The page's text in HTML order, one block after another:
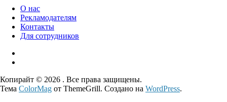
О нас
Рекламодателям
Контакты
Для сотрудников
Копирайт © 2026 . Все права защищены.
Тема ColorMag от ThemeGrill. Создано на WordPress.